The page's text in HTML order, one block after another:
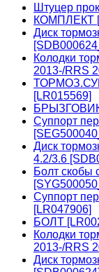
Штуцер
КОМПЛЕКТ
Диск
Колодки
2013-/RRS
[LR015569]
БРЫЗГОВИК
Суппорт
Диск
4.2/3.6
Болт скобы
Суппорт
[LR047906]
БОЛТ
Колодки
2013-/RRS
Диск